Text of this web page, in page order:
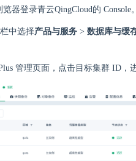
器登录青云QingCloud的 Console。
中选择产品与服务 > 数据库与缓
管理页面，点击目标集群 ID，